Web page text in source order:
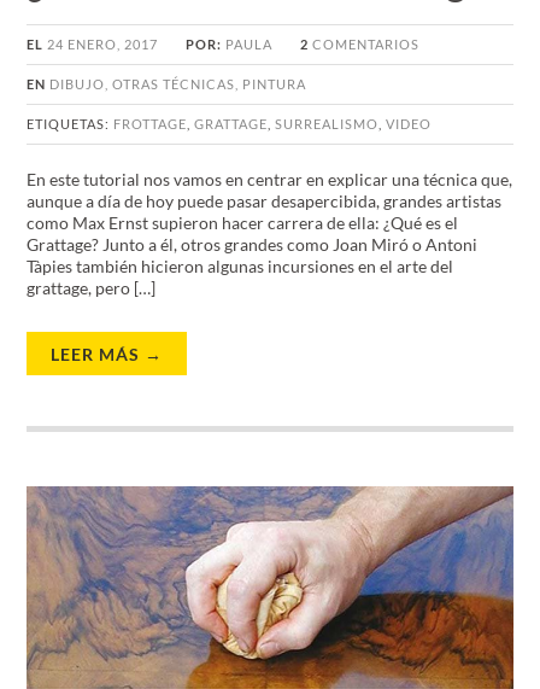
EL 24 ENERO, 2017 POR: PAULA 2 COMENTARIOS
EN DIBUJO ,OTRAS TÉCNICAS PINTURA
ETIQUETAS: FROTTAGE ,GRATTAGE ,SURREALISMO ,VIDEO
En este tutorial nos vamos en centrar en explicar una técnica que,
aunque a día de hoy puede pasar desapercibida, grandes artistas
como Max Ernst supieron hacer carrera de ella: ¿Qué es el
Grattage? Junto a él, otros grandes como Joan Miró o Antoni
Tàpies también hicieron algunas incursiones en el arte del
grattage, pero […]
LEER MÁS →